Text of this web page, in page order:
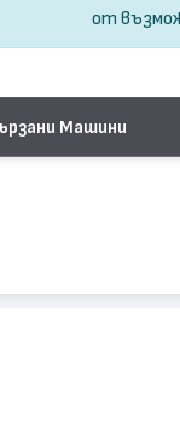
от
Машини